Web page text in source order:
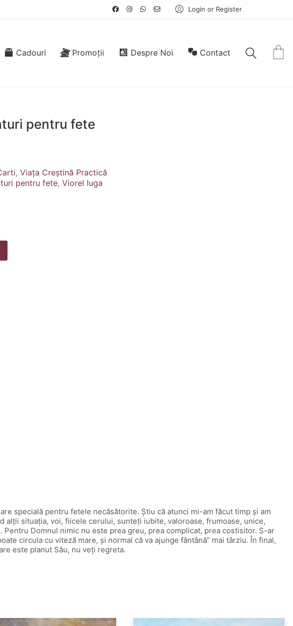
Login or Register
Cadouri Promoții Despre Noi Contact
pentru fete
, Viața Creștină Practică
pentru fete, Viorel Iuga
specială pentru fetele necăsătorite. Ştiu că atunci mi-am făcut timp şi am
alţii situaţia, voi, fiicele cerului, sunteţi iubite, valoroase, frumoase, unice,
Domnul nimic nu este prea greu, prea complicat, prea costisitor. S-ar
circula cu viteză mare, şi normal că va ajunge fântână” mai târziu. În final,
este planut Său, nu veţi regreta.